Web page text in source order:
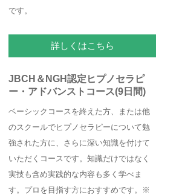
です。
詳しくはこちら
JBCH＆NGH認定ヒプノセラピ
ー・アドバンストコース(9日間)
ベーシックコースを終えた方、または他
のスクールでヒプノセラピーについて勉
強された方に、さらに深い知識を付けて
いただくコースです。知識だけではなく
実技も含め実践的な内容も多く学べま
す。プロを目指す方におすすめです。※